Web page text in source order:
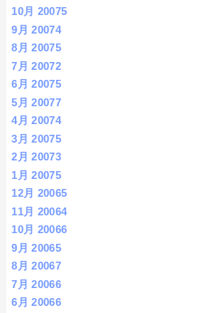
10月 20075
9月 20074
8月 20075
7月 20072
6月 20075
5月 20077
4月 20074
3月 20075
2月 20073
1月 20075
12月 20065
11月 20064
10月 20066
9月 20065
8月 20067
7月 20066
6月 20066